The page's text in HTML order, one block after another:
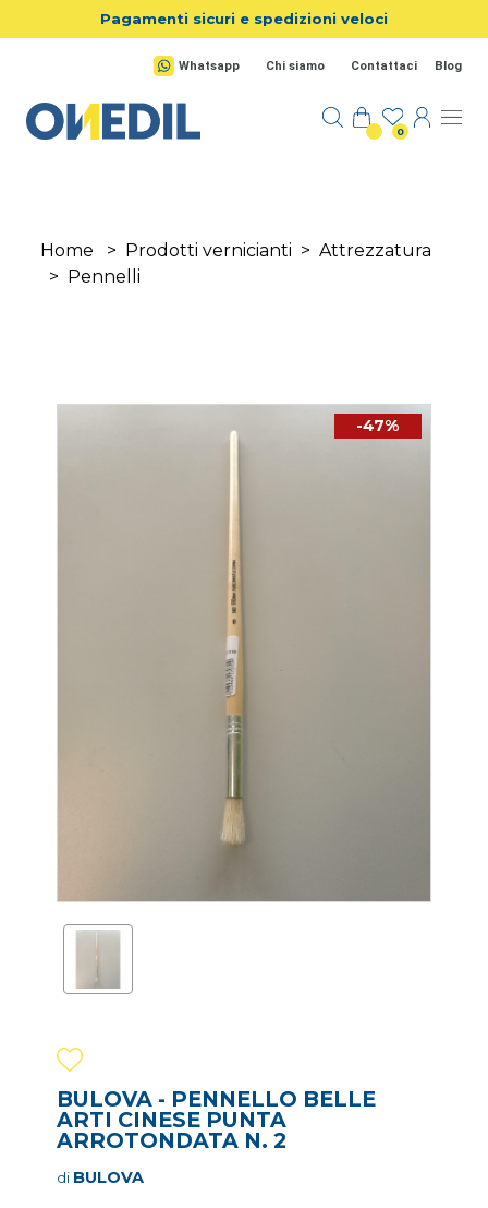
Salta al contenuto principale
Pagamenti sicuri e spedizioni veloci
Whatsapp Chi siamo Contattaci Blog
0
Home > Prodotti vernicianti > Attrezzatura
>
Pennelli
-47%
BULOVA - PENNELLO BELLE
ARTI CINESE PUNTA
ARROTONDATA N. 2
di BULOVA